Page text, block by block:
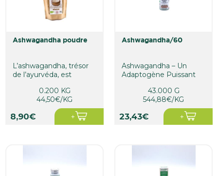
ashwagandha poudre
L’ashwagandha, trésor
de l’ayurvéda, est
0.200 KG
44,50€/KG
8,90€
ashwagandha/60
Ashwagandha – Un
Adaptogène Puissant
Fatigue43.000 G
544,88€/KG
23,43€